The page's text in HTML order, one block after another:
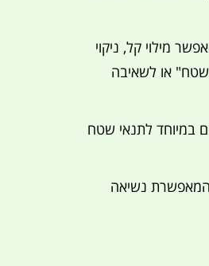
מילוי קל, ניקוי
או לשאיבה
במיוחד לתנאי שטח
המאפשרת נשיאה